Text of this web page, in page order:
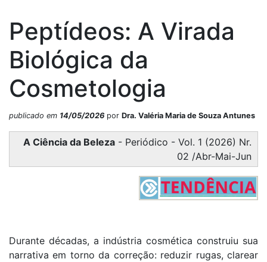
Peptídeos: A Virada
Biológica da
Cosmetologia
publicado em 14/05/2026 por Dra. Valéria Maria de Souza Antunes
A Ciência da Beleza - Periódico - Vol. 1 (2026) Nr.
02 /Abr-Mai-Jun
Durante décadas, a indústria cosmética construiu sua
narrativa em torno da correção: reduzir rugas, clarear